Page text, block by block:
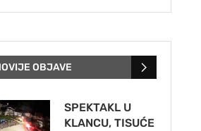
OBJAVE
SPEKTAKL U
KLANCU, TISUĆE